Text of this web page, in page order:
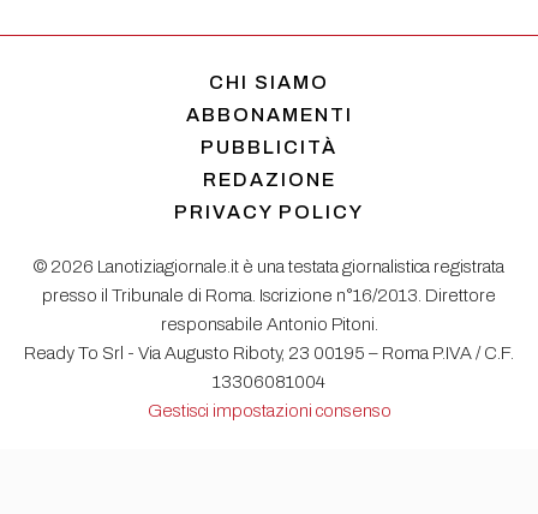
CHI SIAMO
ABBONAMENTI
PUBBLICITÀ
REDAZIONE
PRIVACY POLICY
© 2026 Lanotiziagiornale.it è una testata giornalistica registrata
presso il Tribunale di Roma. Iscrizione n°16/2013. Direttore
responsabile Antonio Pitoni.
Ready To Srl - Via Augusto Riboty, 23 00195 – Roma P.IVA / C.F.
13306081004
Gestisci impostazioni consenso